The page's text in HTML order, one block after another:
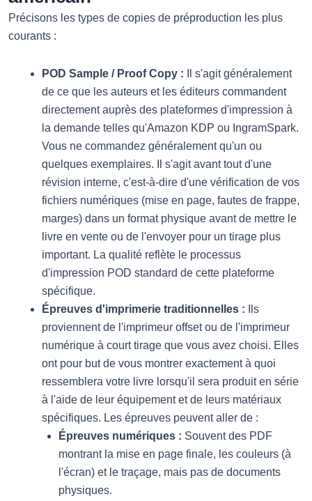
Précisons les types de copies de préproduction les plus
courants :
POD Sample / Proof Copy : Il s'agit généralement
de ce que les auteurs et les éditeurs commandent
directement auprès des plateformes d'impression à
la demande telles qu'Amazon KDP ou IngramSpark.
Vous ne commandez généralement qu'un ou
quelques exemplaires. Il s'agit avant tout d'une
révision interne, c'est-à-dire d'une vérification de vos
fichiers numériques (mise en page, fautes de frappe,
marges) dans un format physique avant de mettre le
livre en vente ou de l'envoyer pour un tirage plus
important. La qualité reflète le processus
d'impression POD standard de cette plateforme
spécifique.
Épreuves d'imprimerie traditionnelles : Ils
proviennent de l'imprimeur offset ou de l'imprimeur
numérique à court tirage que vous avez choisi. Elles
ont pour but de vous montrer exactement à quoi
ressemblera votre livre lorsqu'il sera produit en série
à l'aide de leur équipement et de leurs matériaux
spécifiques. Les épreuves peuvent aller de :
Épreuves numériques : Souvent des PDF
montrant la mise en page finale, les couleurs (à
l'écran) et le traçage, mais pas de documents
physiques.